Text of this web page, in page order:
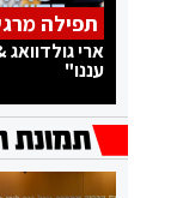
תפילה
ארי
עננו"